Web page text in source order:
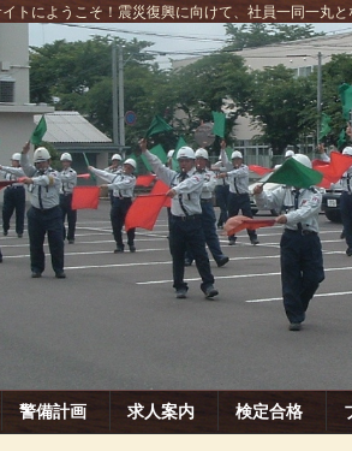
トにようこそ！震災復興に向けて、社員一同一丸と
警備計画 求人案内 検定合格